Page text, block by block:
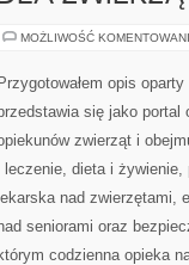
MOŻLIWOŚĆ
Przygotowałem opis
się jako portal
zwierząt i
leczenie, dieta i
lekarska nad zwierzętami,
seniorami oraz
codzienna opieka